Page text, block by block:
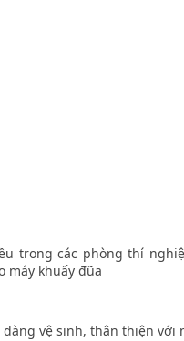
trong các phòng thí
máy khuấy đũa
vệ sinh, thân thiện với